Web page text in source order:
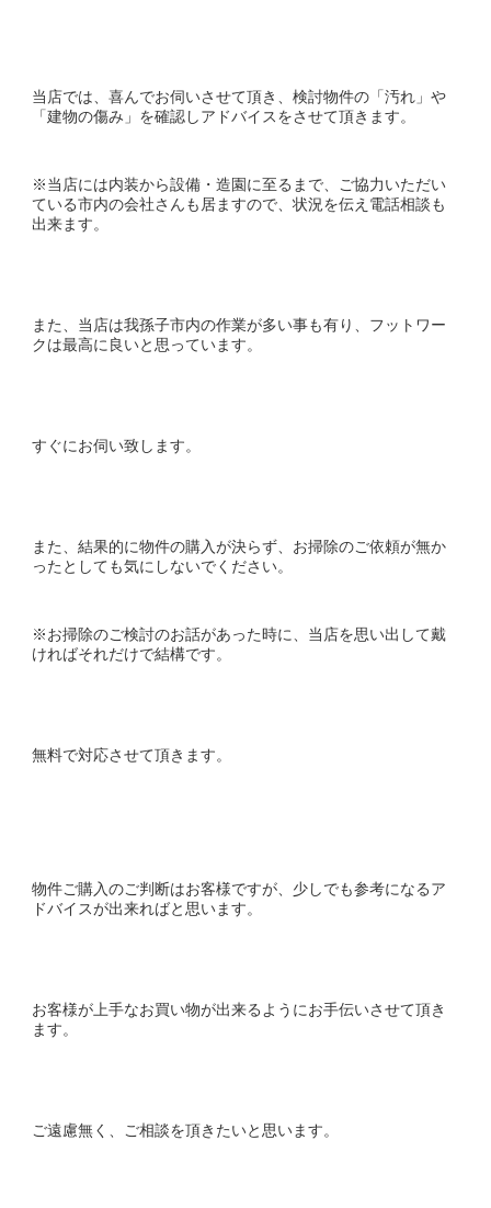
当店では、喜んでお伺いさせて頂き、検討物件の「汚れ」や
「建物の傷み」を確認しアドバイスをさせて頂きます。
※当店には内装から設備・造園に至るまで、ご協力いただい
ている市内の会社さんも居ますので、状況を伝え電話相談も
出来ます。
また、当店は我孫子市内の作業が多い事も有り、フットワー
クは最高に良いと思っています。
すぐにお伺い致します。
また、結果的に物件の購入が決らず、お掃除のご依頼が無か
ったとしても気にしないでください。
※お掃除のご検討のお話があった時に、当店を思い出して戴
ければそれだけで結構です。
無料で対応させて頂きます。
物件ご購入のご判断はお客様ですが、少しでも参考になるア
ドバイスが出来ればと思います。
お客様が上手なお買い物が出来るようにお手伝いさせて頂き
ます。
ご遠慮無く、ご相談を頂きたいと思います。